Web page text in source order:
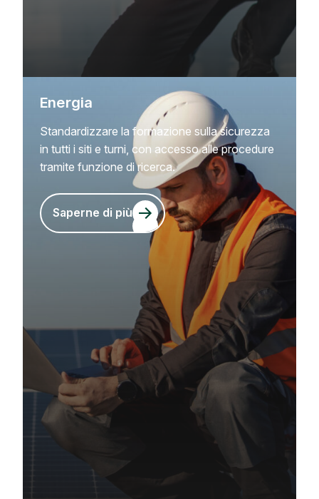
Energia
Standardizzare la formazione sulla sicurezza
in tutti i siti e turni, con accesso alle procedure
tramite funzione di ricerca.
Saperne di più